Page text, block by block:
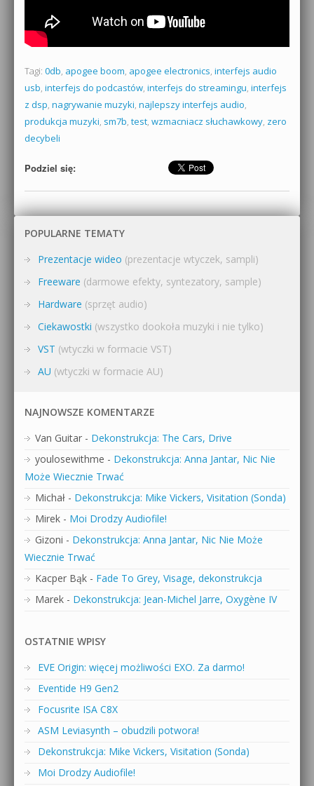
Tagi: 0db, apogee boom, apogee electronics, interfejs audio
usb, interfejs do podcastów, interfejs do streamingu, interfejs
z dsp, nagrywanie muzyki, najlepszy interfejs audio,
produkcja muzyki, sm7b, test, wzmacniacz słuchawkowy, zero
decybeli
Podziel się:
POPULARNE TEMATY
Prezentacje wideo (prezentacje wtyczek, sampli)
Freeware (darmowe efekty, syntezatory, sample)
Hardware (sprzęt audio)
Ciekawostki (wszystko dookoła muzyki i nie tylko)
VST (wtyczki w formacie VST)
AU (wtyczki w formacie AU)
NAJNOWSZE KOMENTARZE
Van Guitar - Dekonstrukcja: The Cars, Drive
youlosewithme - Dekonstrukcja: Anna Jantar, Nic Nie
Może Wiecznie Trwać
Michał - Dekonstrukcja: Mike Vickers, Visitation (Sonda)
Mirek - Moi Drodzy Audiofile!
Gizoni - Dekonstrukcja: Anna Jantar, Nic Nie Może
Wiecznie Trwać
Kacper Bąk - Fade To Grey, Visage, dekonstrukcja
Marek - Dekonstrukcja: Jean-Michel Jarre, Oxygène IV
OSTATNIE WPISY
EVE Origin: więcej możliwości EXO. Za darmo!
Eventide H9 Gen2
Focusrite ISA C8X
ASM Leviasynth – obudzili potwora!
Dekonstrukcja: Mike Vickers, Visitation (Sonda)
Moi Drodzy Audiofile!